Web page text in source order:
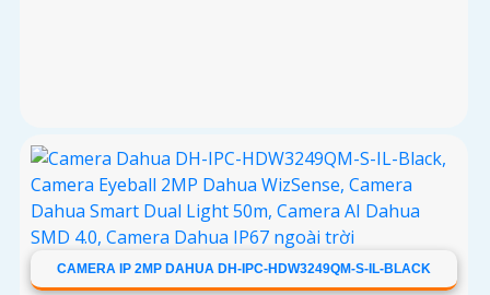
CAMERA IP 2MP DAHUA DH-IPC-HDW3249QM-S-IL-BLACK